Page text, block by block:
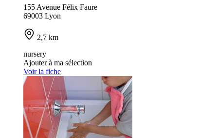
155 Avenue Félix Faure
69003 Lyon
2,7 km
nursery
Ajouter à ma sélection
Voir la fiche